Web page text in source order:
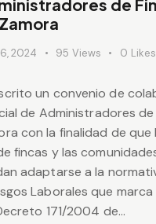
de
2024 95 Views 0 Likes
un convenio de
de Administradores de
con la finalidad de que
fincas y las
adaptarse a la
Laborales que marca
171/2004 de…